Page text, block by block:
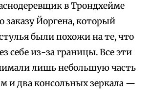
в Трондхейме
заказу Йоргена, который
были похожи на те, что
себе из-за границы. Все эти
лишь небольшую часть
и два консольных зеркала —